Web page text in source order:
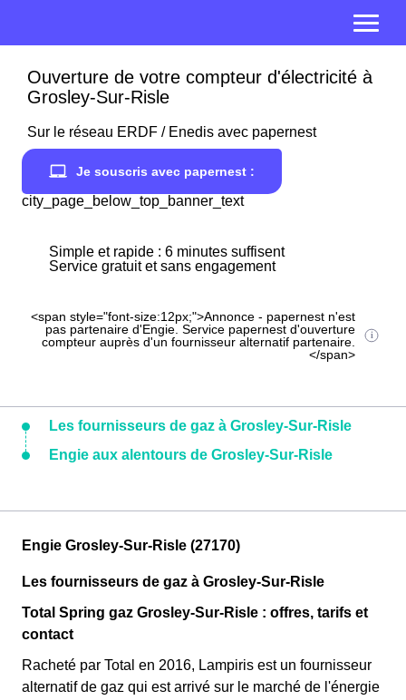
Ouverture de votre compteur d'électricité à
Grosley-Sur-Risle
Sur le réseau ERDF / Enedis avec papernest
Je souscris avec papernest :
city_page_below_top_banner_text
Simple et rapide : 6 minutes suffisent
Service gratuit et sans engagement
<span style="font-size:12px;">Annonce - papernest n'est
pas partenaire d'Engie. Service papernest d'ouverture
compteur auprès d'un fournisseur alternatif partenaire.
</span>
Les fournisseurs de gaz à Grosley-Sur-Risle
Engie aux alentours de Grosley-Sur-Risle
Engie Grosley-Sur-Risle (27170)
Les fournisseurs de gaz à Grosley-Sur-Risle
Total Spring gaz Grosley-Sur-Risle : offres, tarifs et
contact
Racheté par Total en 2016, Lampiris est un fournisseur
alternatif de gaz qui est arrivé sur le marché de l'énergie